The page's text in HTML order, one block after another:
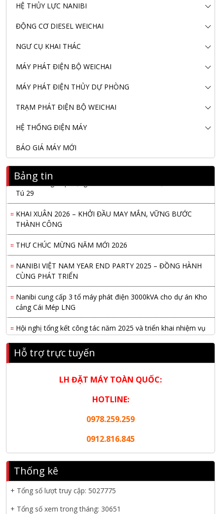
HỆ THỦY LỰC NANIBI
ĐỘNG CƠ DIESEL WEICHAI
NGƯ CỤ KHAI THÁC
MÁY PHÁT ĐIỆN BỘ WEICHAI
MÁY PHÁT ĐIỆN THỦY DỰ PHÒNG
TRẠM PHÁT ĐIỆN BỘ WEICHAI
HỆ THỐNG ĐIỆN MÁY
BÁO GIÁ MÁY MỚI
Bảng tin
Nanibi Cung Cấp Động Cơ Weichai Cho Tàu Vận Tải Minh
Tú 29
KHAI XUÂN 2026 – KHỞI ĐẦU MAY MẮN, VỮNG BƯỚC
THÀNH CÔNG
THƯ CHÚC MỪNG NĂM MỚI 2026
NANIBI VIỆT NAM YEAR END PARTY 2025 – ĐỒNG HÀNH
CÙNG PHÁT TRIỂN
Nanibi cung cấp 3 tổ máy phát điện 3000kVA cho dự án Kho
cảng Cái Mép LNG
Hội nghị tổng kết công tác năm 2025 và triển khai nhiệm vụ
năm 2026 do chi hội tàu du lịch Hạ Long
NANIBI khai trương văn phòng Ninh Bình & kỷ niệm 15 năm
Nanibi Cung Cấp Động Cơ Weichai Cho Tàu Vận Tải Minh
KHAI XUÂN 2026 – KHỞI ĐẦU MAY MẮN, VỮNG BƯỚC
THÀNH CÔNG
THƯ CHÚC MỪNG NĂM MỚI 2026
Hỗ trợ trực tuyến
LH ĐẶT MÁY TOÀN QUỐC:
HOTLINE:
0978.259.259
0912.816.845
Thống kê
+ Tổng số lượt truy cập: 5027775
+ Tổng số xem trong tháng: 30651